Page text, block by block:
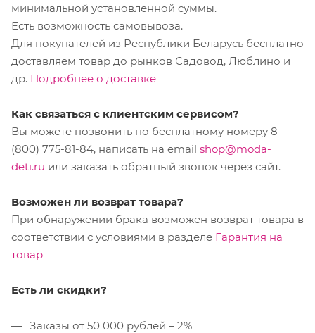
минимальной установленной суммы.
Есть возможность самовывоза.
Для покупателей из Республики Беларусь бесплатно
доставляем товар до рынков Садовод, Люблино и
др. Подробнее о доставке
Как связаться с клиентским сервисом?
Вы можете позвонить по бесплатному номеру 8
(800) 775-81-84, написать на email shop@moda-
deti.ru или заказать обратный звонок через сайт.
Возможен ли возврат товара?
При обнаружении брака возможен возврат товара в
соответствии с условиями в разделе Гарантия на
товар
Есть ли скидки?
Заказы от 50 000 рублей – 2%